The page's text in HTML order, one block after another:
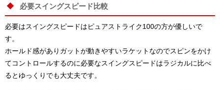
必要スイングスピード比較
必要はスイングスピードはピュアストライク100の方が優しいで
す。
ホールド感がありガットが動きやすいラケットなのでスピンをかけ
てコントロールするのに必要なスイングスピードはラジカルに比べ
るとゆっくりでも大丈夫です。